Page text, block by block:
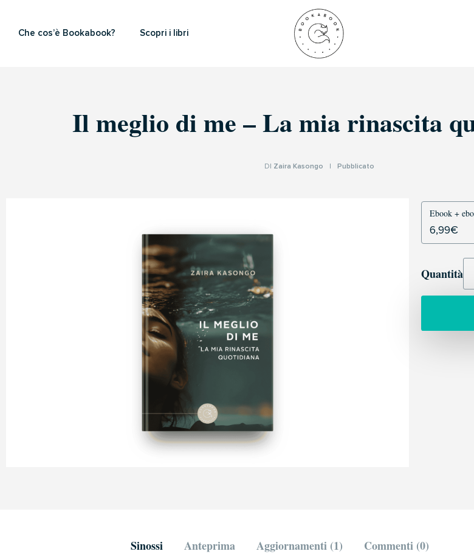
Che cos’è Bookabook? Scopri i libri
Il meglio di me – La mia rinascita
DI Zaira Kasongo Pubblicato
Ebook +
6,99€
Quantità
Sinossi Anteprima Aggiornamenti (1) Commenti (0)